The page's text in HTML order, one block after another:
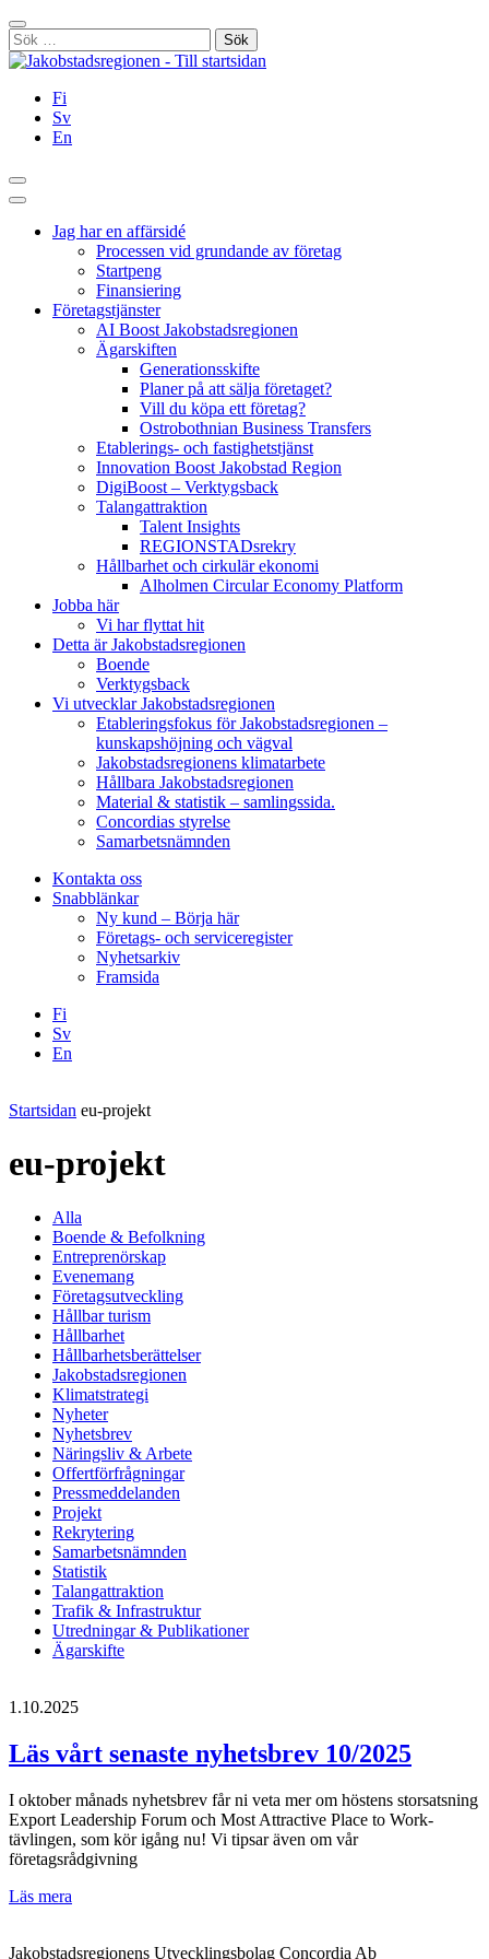
Hoppa
till
innehållet
Stäng
Sök
efter:
Fi
Sv
En
Sök
Huvudmeny
Jag har en affärsidé
Processen vid grundande av företag
Startpeng
Finansiering
Företagstjänster
AI Boost Jakobstadsregionen
Ägarskiften
Generationsskifte
Planer på att sälja företaget?
Vill du köpa ett företag?
Ostrobothnian Business Transfers
Etablerings- och fastighetstjänst
Innovation Boost Jakobstad Region
DigiBoost – Verktygsback
Talangattraktion
Talent Insights
REGIONSTADsrekry
Hållbarhet och cirkulär ekonomi
Alholmen Circular Economy Platform
Jobba här
Vi har flyttat hit
Detta är Jakobstadsregionen
Boende
Verktygsback
Vi utvecklar Jakobstadsregionen
Etableringsfokus för Jakobstadsregionen –
kunskapshöjning och vägval
Jakobstadsregionens klimatarbete
Hållbara Jakobstadsregionen
Material & statistik – samlingssida.
Concordias styrelse
Samarbetsnämnden
Kontakta oss
Snabblänkar
Ny kund – Börja här
Företags- och serviceregister
Nyhetsarkiv
Framsida
Fi
Sv
En
Startsidan eu-projekt
eu-projekt
Alla
Boende & Befolkning
Entreprenörskap
Evenemang
Företagsutveckling
Hållbar turism
Hållbarhet
Hållbarhetsberättelser
Jakobstadsregionen
Klimatstrategi
Nyheter
Nyhetsbrev
Näringsliv & Arbete
Offertförfrågningar
Pressmeddelanden
Projekt
Rekrytering
Samarbetsnämnden
Statistik
Talangattraktion
Trafik & Infrastruktur
Utredningar & Publikationer
Ägarskifte
1.10.2025
Läs vårt senaste nyhetsbrev 10/2025
I oktober månads nyhetsbrev får ni veta mer om höstens storsatsning
Export Leadership Forum och Most Attractive Place to Work-
tävlingen, som kör igång nu! Vi tipsar även om vår
företagsrådgivning
Läs mera
nyhetsbrev
Jakobstadsregionens Utvecklingsbolag Concordia Ab